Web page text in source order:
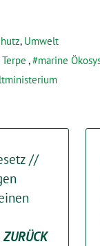
, Umwelt
, marine
//
ZURÜCK